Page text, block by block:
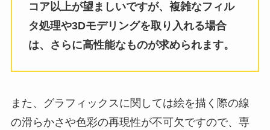
コア以上が望ましいですが、複雑なフィル
タ処理や3Dモデリングを取り入れる場合
は、さらに高性能なものが求められます。
また、グラフィックスに関しては絵を描く際の線
の滑らかさや色彩の再現性が不可欠ですので、専